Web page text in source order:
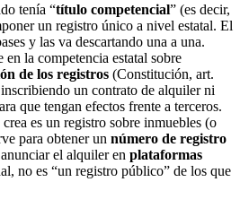
tenía “título competencial” (es decir,
un registro único a nivel estatal. El
y las va descartando una a una.
en la competencia estatal sobre
de los registros (Constitución, art.
un contrato de alquiler ni
que tengan efectos frente a terceros.
es un registro sobre inmuebles (o
para obtener un número de registro
el alquiler en plataformas
no es “un registro público” de los que